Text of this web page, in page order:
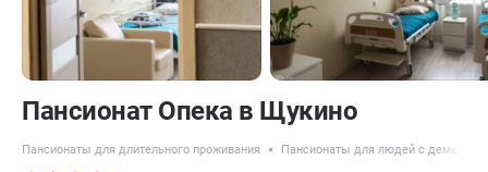
Пансионат Опека в Щукино
Пансионаты для длительного проживания Пансионаты для людей с